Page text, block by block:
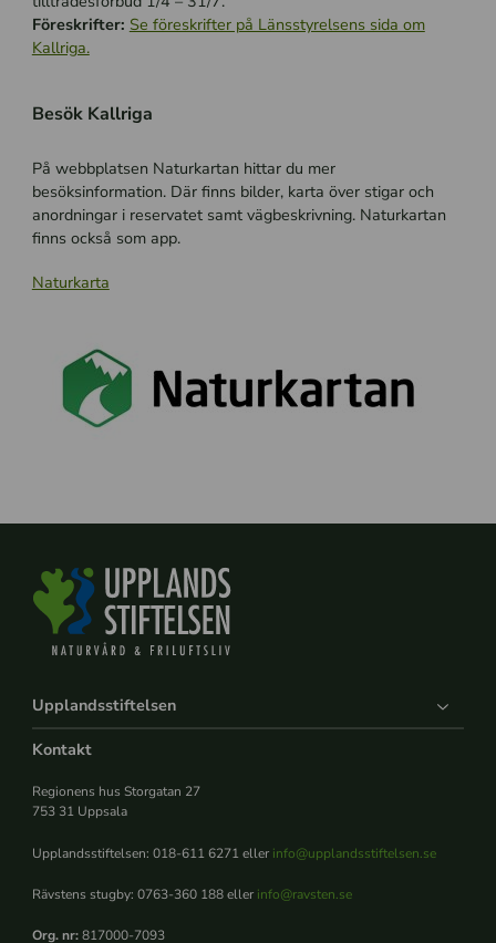
Föreskrifter: Se föreskrifter på Länsstyrelsens sida om
Kallriga.
Besök Kallriga
På webbplatsen Naturkartan hittar du mer
besöksinformation. Där finns bilder, karta över stigar och
anordningar i reservatet samt vägbeskrivning. Naturkartan
finns också som app.
Naturkarta
Upplandsstiftelsen
Kontakt
Regionens hus Storgatan 27
753 31 Uppsala
Upplandsstiftelsen: 018-611 6271 eller info@upplandsstiftelsen.se
Rävstens stugby: 0763-360 188 eller info@ravsten.se
Org. nr:817000-7093